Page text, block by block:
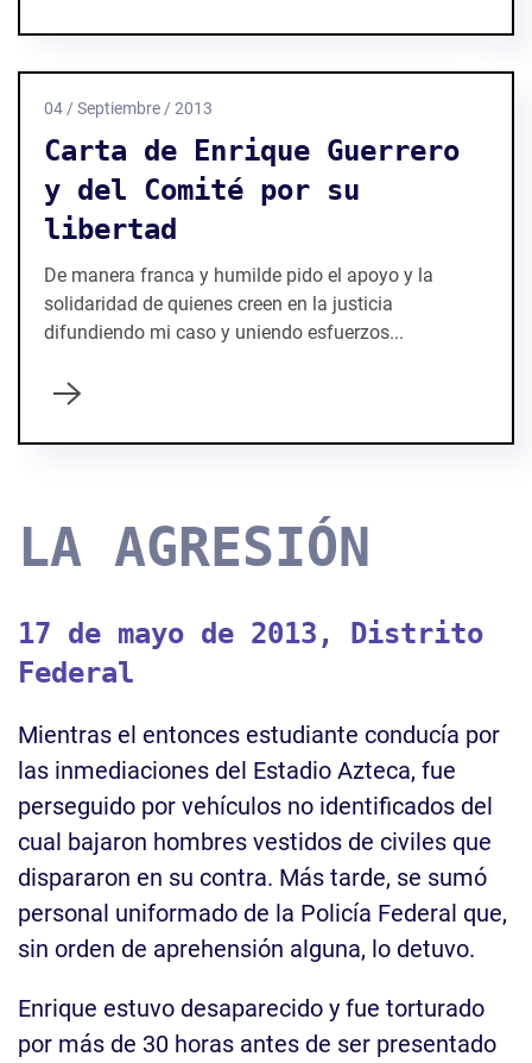
04 / Septiembre / 2013
Carta de Enrique Guerrero
y del Comité por su
libertad
De manera franca y humilde pido el apoyo y la
solidaridad de quienes creen en la justicia
difundiendo mi caso y uniendo esfuerzos...
LA AGRESIÓN
17 de mayo de 2013, Distrito
Federal
Mientras el entonces estudiante conducía por
las inmediaciones del Estadio Azteca, fue
perseguido por vehículos no identificados del
cual bajaron hombres vestidos de civiles que
dispararon en su contra. Más tarde, se sumó
personal uniformado de la Policía Federal que,
sin orden de aprehensión alguna, lo detuvo.
Enrique estuvo desaparecido y fue torturado
por más de 30 horas antes de ser presentado